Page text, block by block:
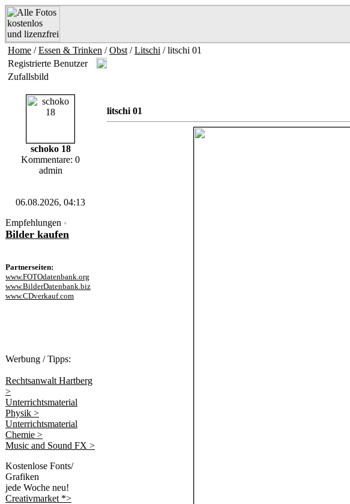
Home /Essen & Trinken /Obst /Litschi / litschi 01
Registrierte Benutzer
Zufallsbild
schoko 18
Kommentare: 0
admin
06.08.2026, 04:13
Empfehlungen *
Bilder kaufen
Partnerseiten:
www.FOTOdatenbank.org
www.BilderDatenbank.biz
www.CDverkauf.com
Werbung / Tipps:
Rechtsanwalt Hartberg
>
Unterrichtsmaterial
Physik >
Unterrichtsmaterial
Chemie >
Music and Sound FX >
Kostenlose Fonts/
Grafiken
jede Woche neu!
Creativmarket *>
litschi 01